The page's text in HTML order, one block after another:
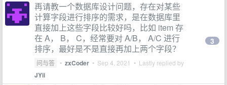
再请教一个数据库设计问题，存在对某些
计算字段进行排序的需求，是在数据库里
直接加上这些字段比较好吗，比如 item 存
在 A， B， C，经常要对 A/B， A/C 进行
排序，最好是不是直接再加上两个字段？
问与答 • zxCoder • Sep 4, 2021 • Lastly replied by
JYii
3